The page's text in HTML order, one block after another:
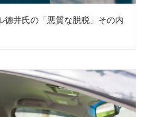
徳井氏の「悪質な脱税」その内